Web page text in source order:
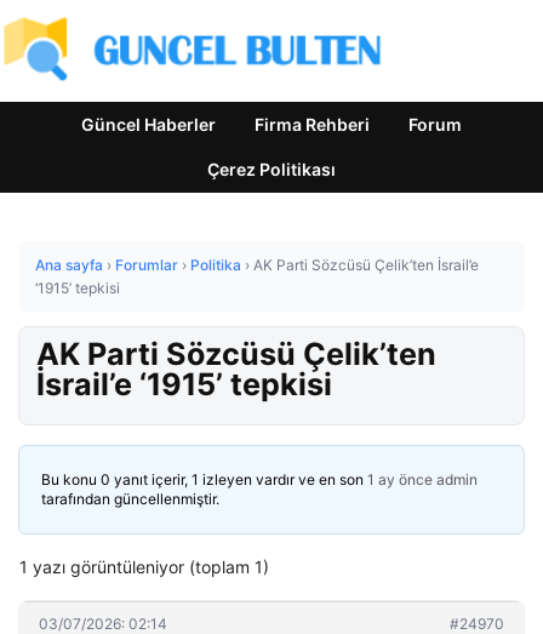
Güncel Haberler Firma Rehberi Forum
Çerez Politikası
Ana sayfa › Forumlar › Politika › AK Parti Sözcüsü Çelik’ten İsrail’e
‘1915’ tepkisi
AK Parti Sözcüsü Çelik’ten
İsrail’e ‘1915’ tepkisi
Bu konu 0 yanıt içerir, 1 izleyen vardır ve en son 1 ay önce admin
tarafından güncellenmiştir.
1 yazı görüntüleniyor (toplam 1)
03/07/2026: 02:14 #24970